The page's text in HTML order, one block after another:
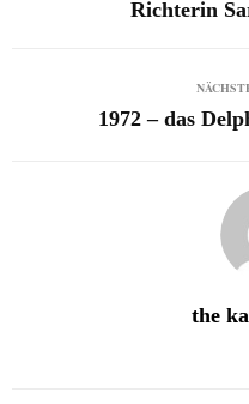
Richterin
1972 – das
the